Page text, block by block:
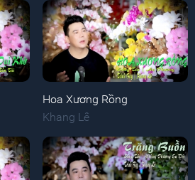
Hoa Xương Rồng
Khang Lê